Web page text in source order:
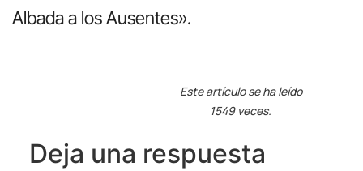
Albada a los Ausentes».
Este artículo se ha leído
1549 veces.
Deja una respuesta